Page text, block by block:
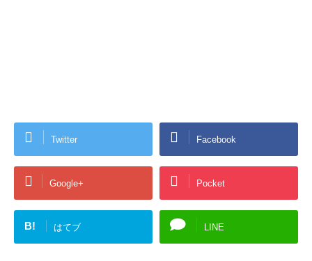
Twitter Facebook
Google+ Pocket
B! はてブ LINE